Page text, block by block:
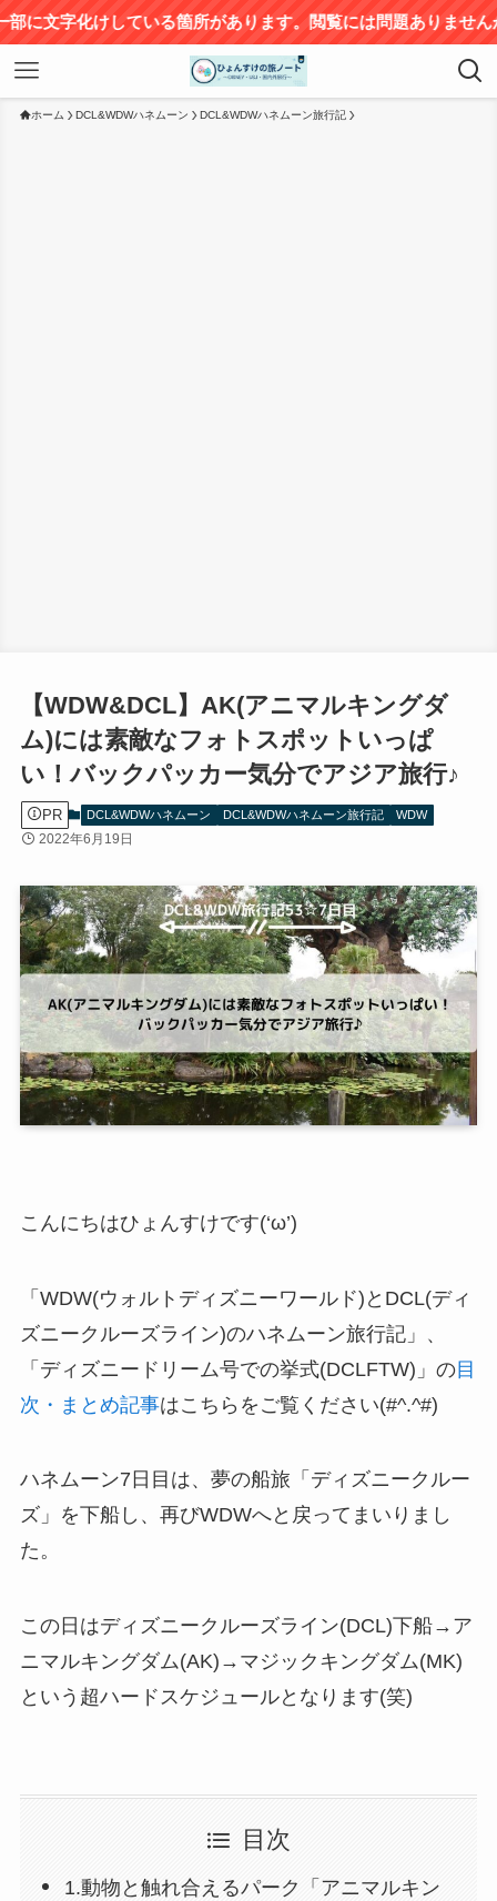
ホーム DCL&WDWハネムーン DCL&WDWハネムーン旅行記
【WDW&DCL】AK(アニマルキングダ
ム)には素敵なフォトスポットいっぱ
い！バックパッカー気分でアジア旅行♪
PR DCL&WDWハネムーン DCL&WDWハネムーン旅行記 WDW
2022年6月19日
こんにちはひょんすけです(‘ω’)
「WDW(ウォルトディズニーワールド)とDCL(ディ
ズニークルーズライン)のハネムーン旅行記」、
「ディズニードリーム号での挙式(DCLFTW)」の目
次・まとめ記事はこちらをご覧ください(#^.^#)
ハネムーン7日目は、夢の船旅「ディズニークルー
ズ」を下船し、再びWDWへと戻ってまいりまし
た。
この日はディズニークルーズライン(DCL)下船→ア
ニマルキングダム(AK)→マジックキングダム(MK)
という超ハードスケジュールとなります(笑)
目次
1.動物と触れ合えるパーク「アニマルキン